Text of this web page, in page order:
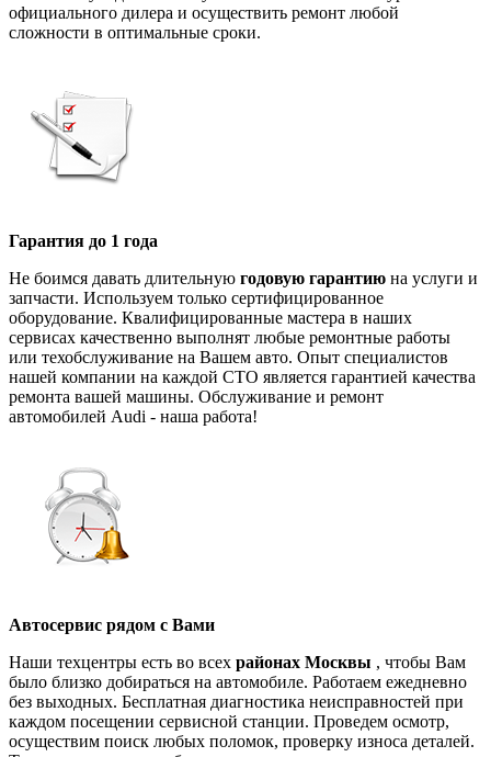
официального дилера и осуществить ремонт любой
сложности в оптимальные сроки.
Гарантия до 1 года
Не боимся давать длительную годовую гарантию на услуги и
запчасти. Используем только сертифицированное
оборудование. Квалифицированные мастера в наших
сервисах качественно выполнят любые ремонтные работы
или техобслуживание на Вашем авто. Опыт специалистов
нашей компании на каждой СТО является гарантией качества
ремонта вашей машины. Обслуживание и ремонт
автомобилей Audi - наша работа!
Автосервис рядом с Вами
Наши техцентры есть во всех районах Москвы , чтобы Вам
было близко добираться на автомобиле. Работаем ежедневно
без выходных. Бесплатная диагностика неисправностей при
каждом посещении сервисной станции. Проведем осмотр,
осуществим поиск любых поломок, проверку износа деталей.